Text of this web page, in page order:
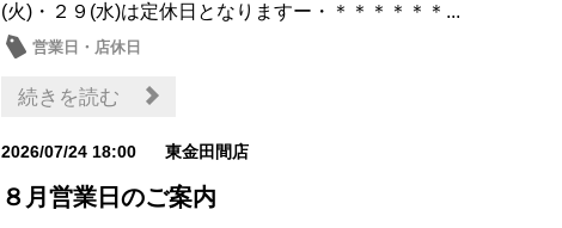
(火)・２９(水)は定休日となりますー・＊＊＊＊＊＊...
営業日・店休日
続きを読む
2026/07/24 18:00 東金田間店
８月営業日のご案内